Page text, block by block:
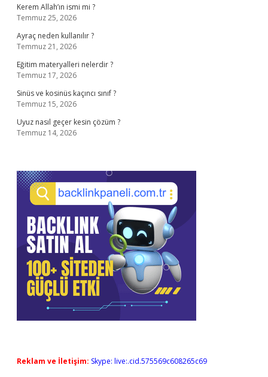
Kerem Allah’ın ismi mi ?
Temmuz 25, 2026
Ayraç neden kullanılır ?
Temmuz 21, 2026
Eğitim materyalleri nelerdir ?
Temmuz 17, 2026
Sinüs ve kosinüs kaçıncı sınıf ?
Temmuz 15, 2026
Uyuz nasıl geçer kesin çözüm ?
Temmuz 14, 2026
Reklam ve İletişim: Skype: live:.cid.575569c608265c69